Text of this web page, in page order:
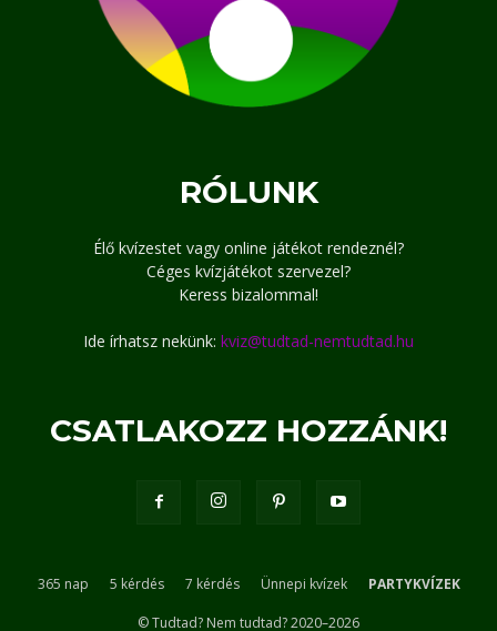
RÓLUNK
Élő kvízestet vagy online játékot rendeznél?
Céges kvízjátékot szervezel?
Keress bizalommal!
Ide írhatsz nekünk: kviz@tudtad-nemtudtad.hu
CSATLAKOZZ HOZZÁNK!
365 nap 5 kérdés 7 kérdés Ünnepi kvízek PARTYKVÍZEK
© Tudtad? Nem tudtad? 2020–2026